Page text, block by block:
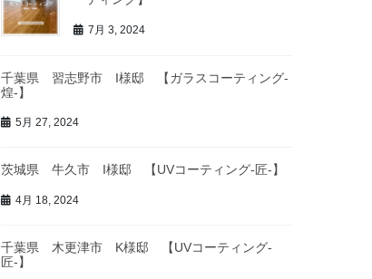
7月 3, 2024
千葉県 習志野市 I様邸 【ガラスコーティング-
煌-】
5月 27, 2024
茨城県 牛久市 I様邸 【UVコーティング-匠-】
4月 18, 2024
千葉県 木更津市 K様邸 【UVコーティング-
匠-】